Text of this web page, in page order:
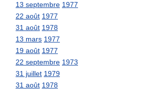
13 septembre 1977
22 août 1977
31 août 1978
13 mars 1977
19 août 1977
22 septembre 1973
31 juillet 1979
31 août 1978